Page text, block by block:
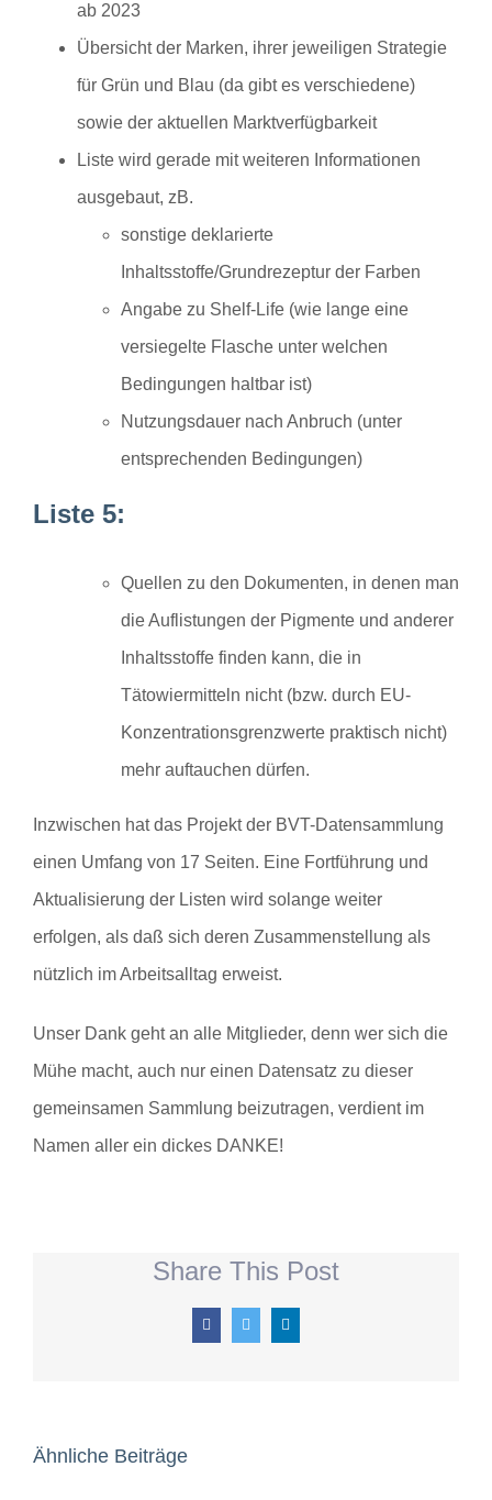
ab 2023
Übersicht der Marken, ihrer jeweiligen Strategie
für Grün und Blau (da gibt es verschiedene)
sowie der aktuellen Marktverfügbarkeit
Liste wird gerade mit weiteren Informationen
ausgebaut, zB.
sonstige deklarierte
Inhaltsstoffe/Grundrezeptur der Farben
Angabe zu Shelf-Life (wie lange eine
versiegelte Flasche unter welchen
Bedingungen haltbar ist)
Nutzungsdauer nach Anbruch (unter
entsprechenden Bedingungen)
Liste 5:
Quellen zu den Dokumenten, in denen man
die Auflistungen der Pigmente und anderer
Inhaltsstoffe finden kann, die in
Tätowiermitteln nicht (bzw. durch EU-
Konzentrationsgrenzwerte praktisch nicht)
mehr auftauchen dürfen.
Inzwischen hat das Projekt der BVT-Datensammlung
einen Umfang von 17 Seiten. Eine Fortführung und
Aktualisierung der Listen wird solange weiter
erfolgen, als daß sich deren Zusammenstellung als
nützlich im Arbeitsalltag erweist.
Unser Dank geht an alle Mitglieder, denn wer sich die
Mühe macht, auch nur einen Datensatz zu dieser
gemeinsamen Sammlung beizutragen, verdient im
Namen aller ein dickes DANKE!
Share This Post
FacebookTwitter
Ähnliche Beiträge